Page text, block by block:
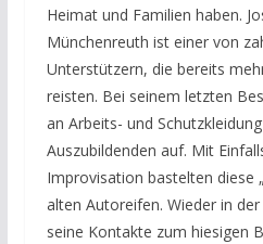
Heimat und Familien haben.
Münchenreuth ist einer von
Unterstützern, die bereits
reisten. Bei seinem letzten
an Arbeits- und
Auszubildenden auf. Mit
Improvisation bastelten diese
alten Autoreifen. Wieder in
seine Kontakte zum hiesigen